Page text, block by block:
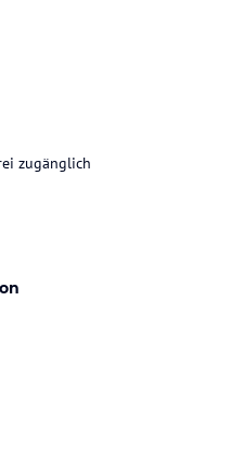
zugänglich